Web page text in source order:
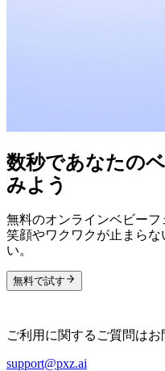
数秒であなたの
みよう
無料のオンラインベビーフ
笑顔やワクワクが止まら
い。
無料で試す
ご利用に関するご質問はお
support@pxz.ai